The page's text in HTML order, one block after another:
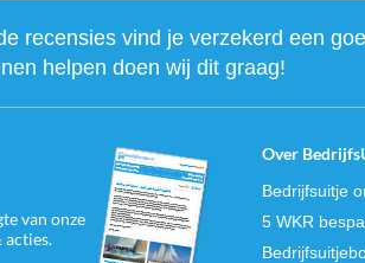
recensies vind je verzekerd een
helpen doen wij dit graag!
van onze
acties.
Over
Bedrijfsuitje
5 WKR